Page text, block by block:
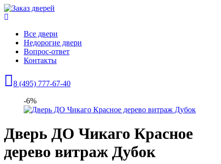
Все двери
Недорогие двери
Вопрос-ответ
Контакты
8 (495) 777-67-40
-6%
Дверь ДО Чикаго Красное
дерево витраж Дубок